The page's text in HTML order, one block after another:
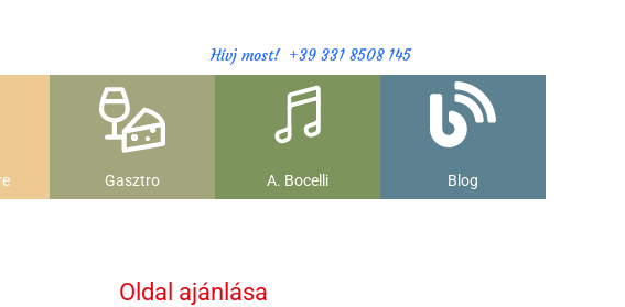
Hívj most! +39 331 8508 145
Gasztro A. Bocelli Blog
Oldal ajánlása